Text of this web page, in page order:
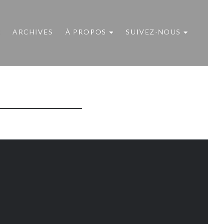
ARCHIVES À PROPOS SUIVEZ-NOUS